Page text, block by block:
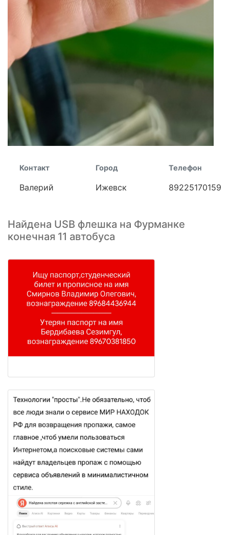
Контакт
Валерий
Город
Ижевск
Телефон
89225170159
Найдена USB флешка на Фурманке
конечная 11 автобуса